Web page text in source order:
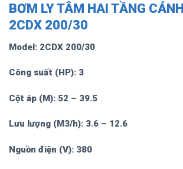
BƠM LY TÂM HAI TẦNG
2CDX 200/30
Model: 2CDX 200/30
Công suất (HP): 3
Cột áp (M): 52 – 39.5
Lưu lượng (M3/h): 3.6 – 12.6
Nguồn điện (V): 380